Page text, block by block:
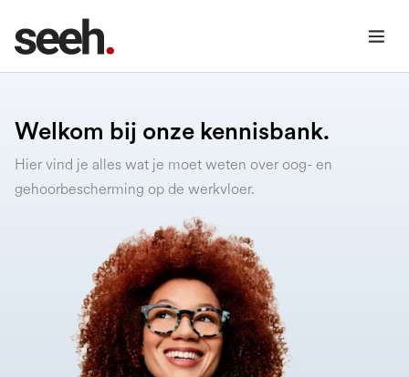
Welkom bij onze kennisbank.
Hier vind je alles wat je moet weten over oog- en
gehoorbescherming op de werkvloer.